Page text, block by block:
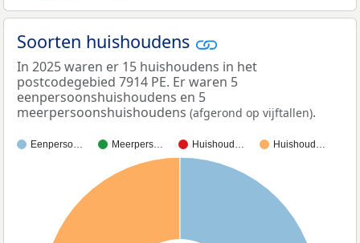
Soorten huishoudens
In 2025 waren er 15 huishoudens in het
postcodegebied 7914 PE. Er waren 5
eenpersoonshuishoudens en 5
meerpersoonshuishoudens (afgerond op vijftallen).
Eenperso… Meerpers… Huishoud… Huishoud…